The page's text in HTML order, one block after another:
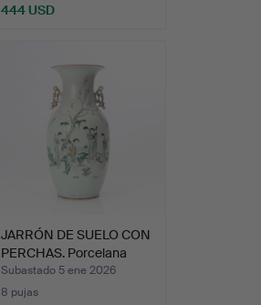
444 USD
JARRÓN DE SUELO CON
PERCHAS. Porcelana
con…
Subastado 5 ene 2026
8 pujas